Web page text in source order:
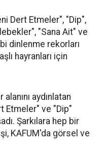
Dert Etmeler", "Dip",
"Sana Ait" ve
dinlenme rekorları
hayranları için
aydınlatan
Etmeler" ve "Dip"
Şarkılara hep bir
KAFUM'da görsel ve